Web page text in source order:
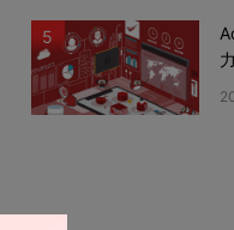
5